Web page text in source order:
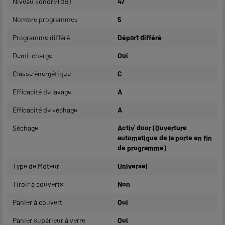
Nombre programmes 5
Programme différé Départ différé
Demi-charge Oui
Classe énergétique C
Efficacité de lavage A
Efficacité de séchage A
Séchage
Activ' door (Ouverture
automatique de la porte en fin
de programme)
Type de Moteur Universel
Tiroir à couverts Non
Panier à couvert Oui
Panier supérieur à verre Oui